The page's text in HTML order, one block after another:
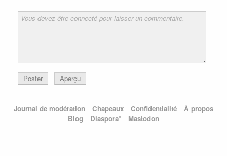
Poster Aperçu
Journal de modération Chapeaux Confidentialité
À propos
Blog
Diaspora* Mastodon